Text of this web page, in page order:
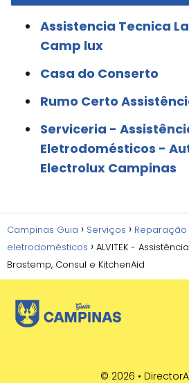
Assistencia Tecnica
Camp lux
Casa do Conserto
Rumo Certo
Serviceria -
Eletrodomésticos -
Electrolux Campinas
Campinas Guia Serviços
eletrodomésticos
ALVITEK -
Brastemp, Consul e KitchenAid
© 2026 •